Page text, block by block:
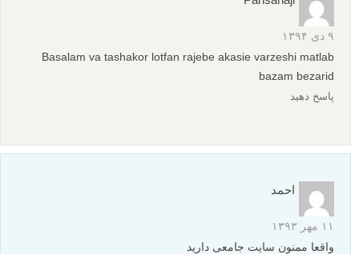
۹ دی ۱۳۹۴
Basalam va tashakor lotfan rajebe akasie varzeshi matlab
bazam bezarid
پاسخ دهید
احمد
۱۱ مهر ۱۳۹۳
واقعا ممنون سایت جامعی دارید